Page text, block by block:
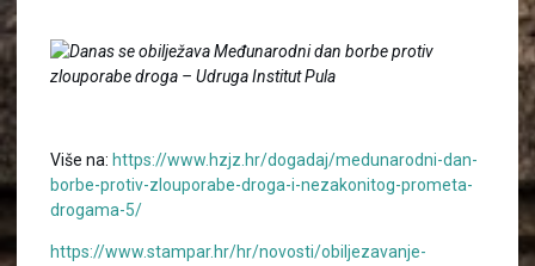
Više na: https://www.hzjz.hr/dogadaj/medunarodni-dan-
borbe-protiv-zlouporabe-droga-i-nezakonitog-prometa-
drogama-5/
https://www.stampar.hr/hr/novosti/obiljezavanje-